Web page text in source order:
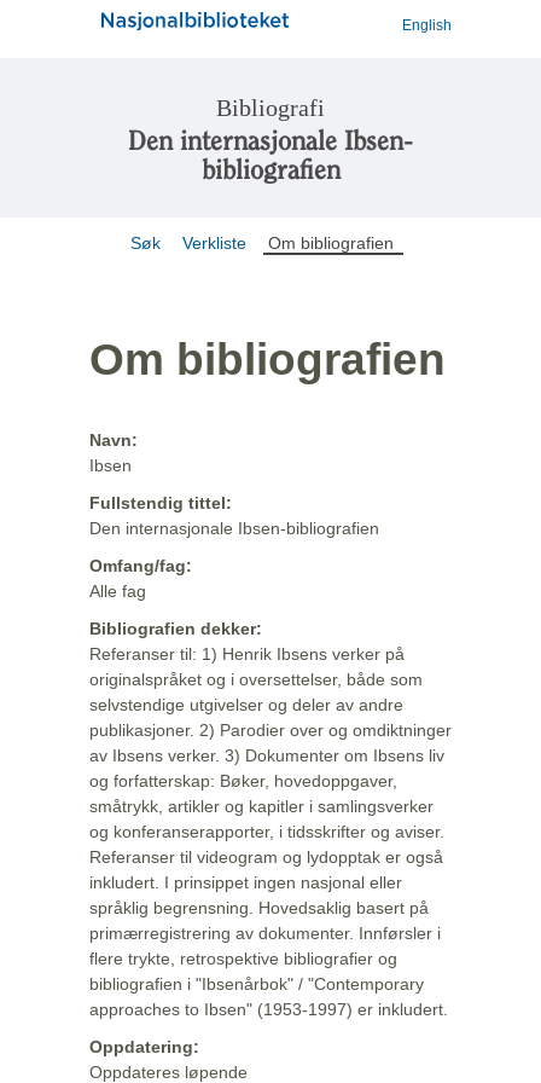
English
Bibliografi
Den internasjonale Ibsen-
bibliografien
Søk Verkliste Om bibliografien
Om bibliografien
Navn:
Ibsen
Fullstendig tittel:
Den internasjonale Ibsen-bibliografien
Omfang/fag:
Alle fag
Bibliografien dekker:
Referanser til: 1) Henrik Ibsens verker på
originalspråket og i oversettelser, både som
selvstendige utgivelser og deler av andre
publikasjoner. 2) Parodier over og omdiktninger
av Ibsens verker. 3) Dokumenter om Ibsens liv
og forfatterskap: Bøker, hovedoppgaver,
småtrykk, artikler og kapitler i samlingsverker
og konferanserapporter, i tidsskrifter og aviser.
Referanser til videogram og lydopptak er også
inkludert. I prinsippet ingen nasjonal eller
språklig begrensning. Hovedsaklig basert på
primærregistrering av dokumenter. Innførsler i
flere trykte, retrospektive bibliografier og
bibliografien i "Ibsenårbok" / "Contemporary
approaches to Ibsen" (1953-1997) er inkludert.
Oppdatering:
Oppdateres løpende